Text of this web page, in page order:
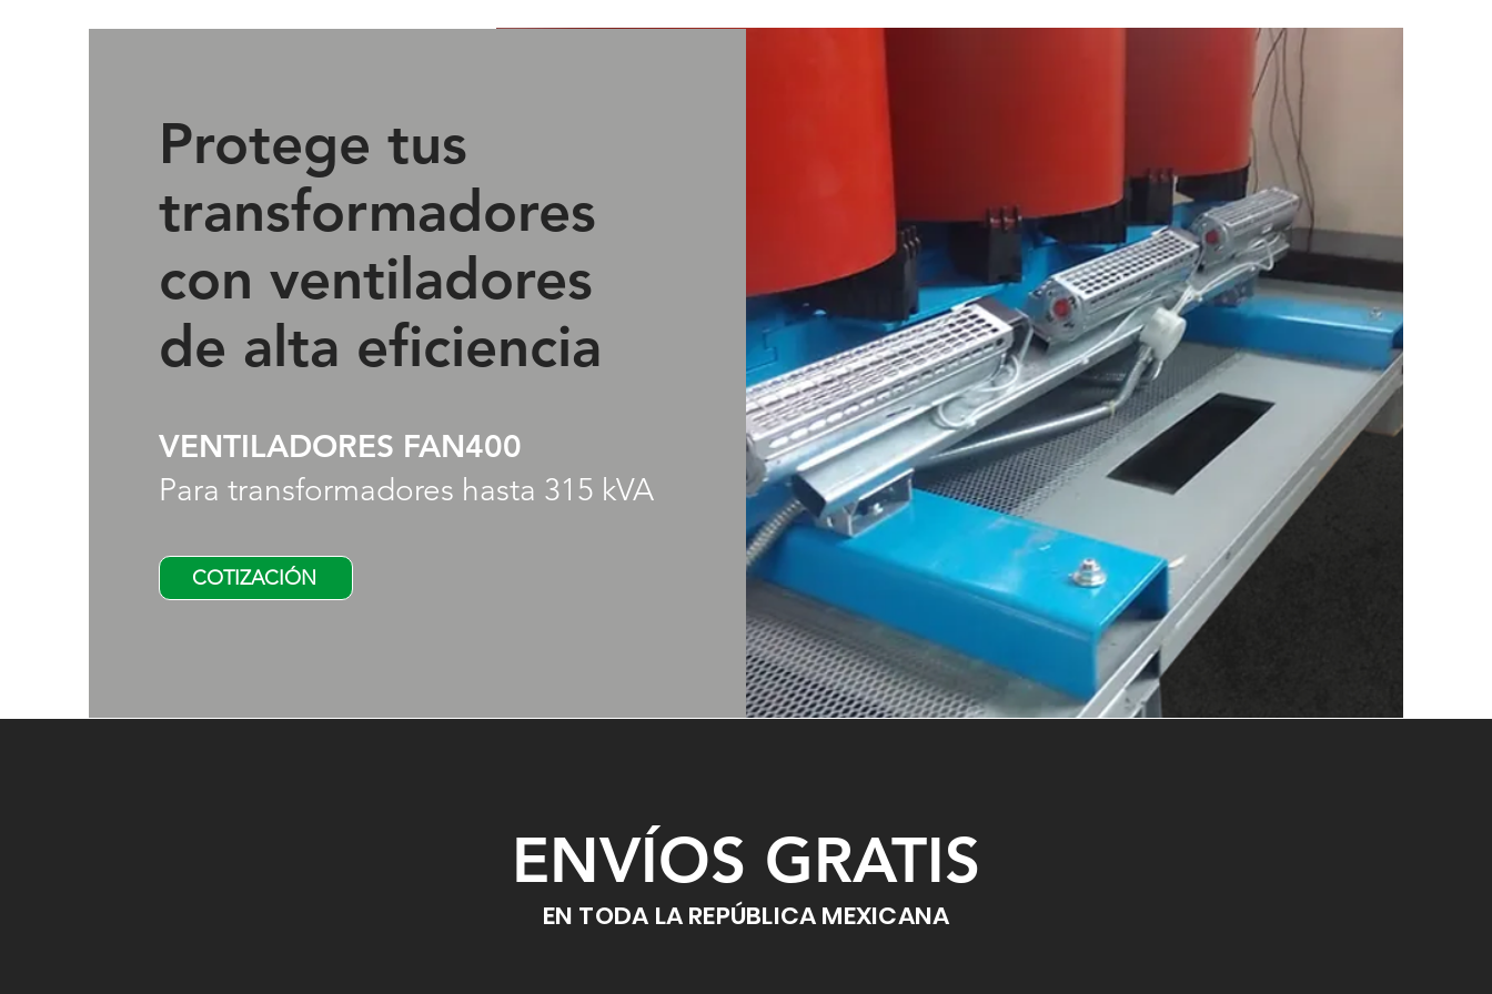
Protege tus
transformadores
con ventiladores
de alta eficiencia
VENTILADORES FAN400
Para transformadores hasta 315 kVA
COTIZACIÓN
ENVÍOS GRATIS
EN TODA LA REPÚBLICA MEXICANA